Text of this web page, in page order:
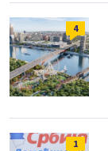
4
1